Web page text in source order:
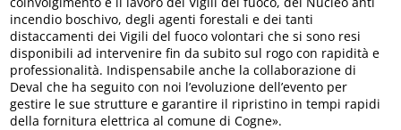
incendio boschivo, degli agenti forestali e dei tanti
distaccamenti dei Vigili del fuoco volontari che si sono resi
disponibili ad intervenire fin da subito sul rogo con rapidità e
professionalità. Indispensabile anche la collaborazione di
Deval che ha seguito con noi l’evoluzione dell’evento per
gestire le sue strutture e garantire il ripristino in tempi rapidi
della fornitura elettrica al comune di Cogne».